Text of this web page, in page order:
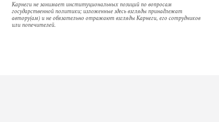
Карнеги не занимает институциональных позиций по вопросам
государственной политики; изложенные здесь взгляды принадлежат
автору(ам) и не обязательно отражают взгляды Карнеги, его сотрудников
или попечителей.